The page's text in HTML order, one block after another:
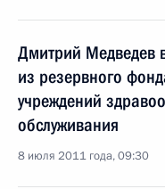
Дмитрий Медведев
из резервного
учреждений
обслуживания
8 июля 2011 года, 09:30